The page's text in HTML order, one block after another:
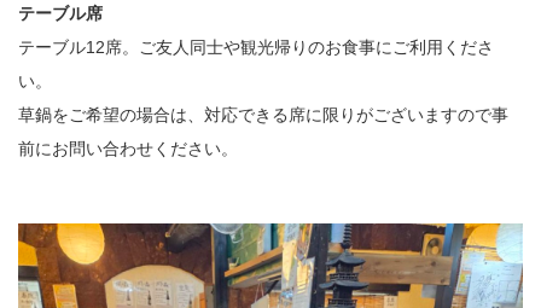
テーブル席
テーブル12席。ご友人同士や観光帰りのお食事にご利用くださ
い。
草鍋をご希望の場合は、対応できる席に限りがございますので事
前にお問い合わせください。